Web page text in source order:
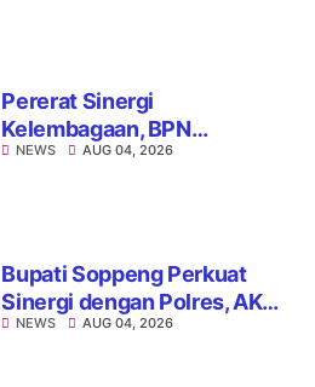
Pererat Sinergi
Kelembagaan, BPN
Kabupaten Soppeng dan
NEWS AUG 04, 2026
Bupati Soppeng Perkuat
Sinergi dengan Polres, AKBP
Hari Budiyanto Siap Layani
NEWS AUG 04, 2026